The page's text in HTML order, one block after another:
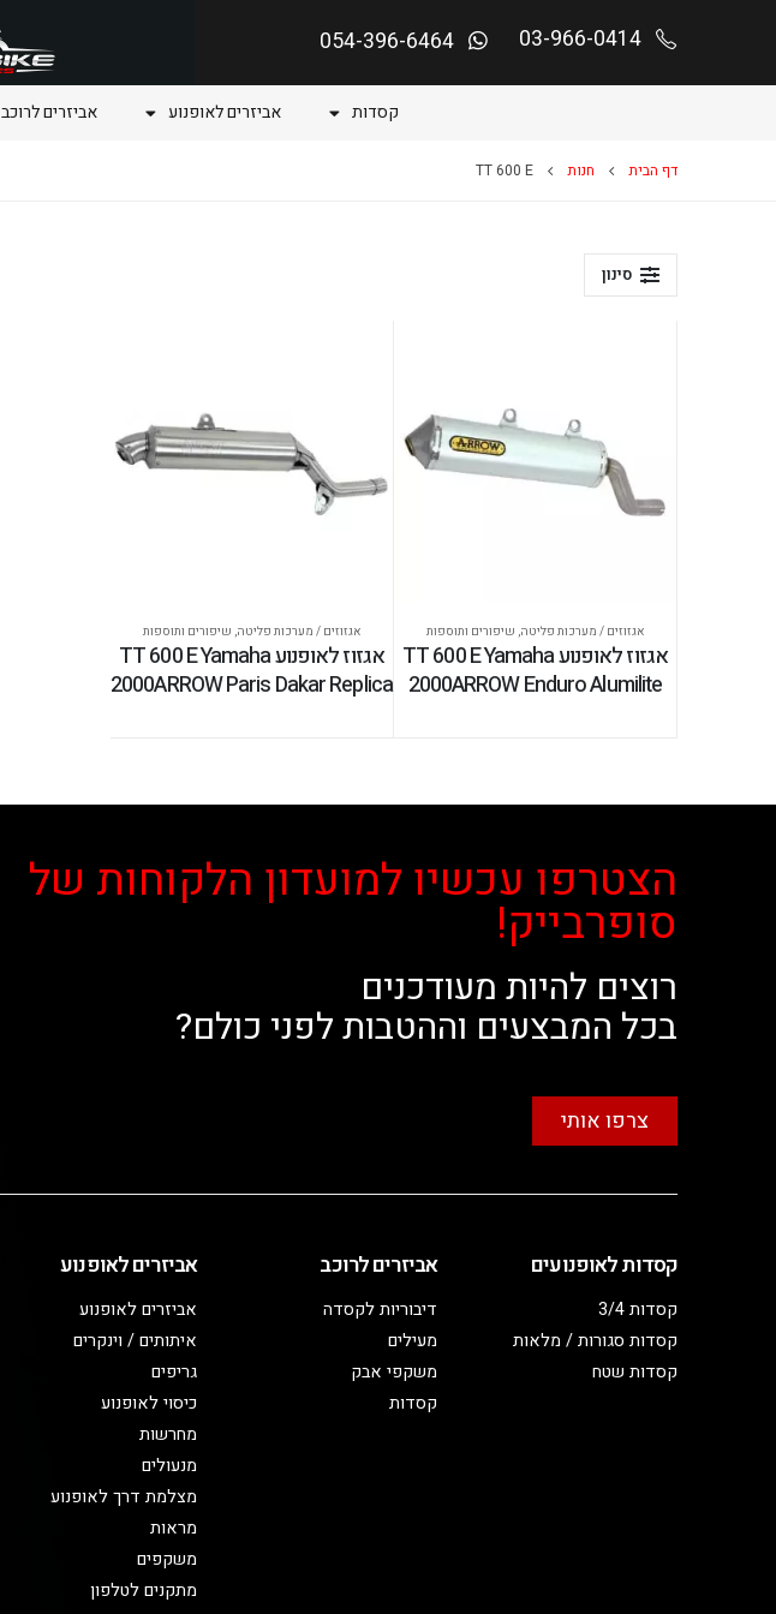
03-966-0414
054-396-6464
קסדות אביזרים לאופנוע אביזרים לרוכב
דף הבית חנות TT 600 E
סינון
אגזוזים / מערכות פליטה, שיפורים ותוספות
אגזוז לאופנוע TT 600 E Yamaha
2000ARROW Enduro Alumilite
אגזוזים / מערכות פליטה, שיפורים ותוספות
אגזוז לאופנוע TT 600 E Yamaha
2000ARROW Paris Dakar Replica
הצטרפו עכשיו למועדון הלקוחות של
סופרבייק!
רוצים להיות מעודכנים
בכל המבצעים וההטבות לפני כולם?
צרפו אותי
קסדות לאופנועים
קסדות 3/4
קסדות סגורות / מלאות
קסדות שטח
אביזרים לרוכב
דיבוריות לקסדה
מעילים
משקפי אבק
קסדות
אביזרים לאופנוע
אביזרים לאופנוע
איתותים / וינקרים
גריפים
כיסוי לאופנוע
מחרשות
מנעולים
מצלמת דרך לאופנוע
מראות
משקפים
מתקנים לטלפון